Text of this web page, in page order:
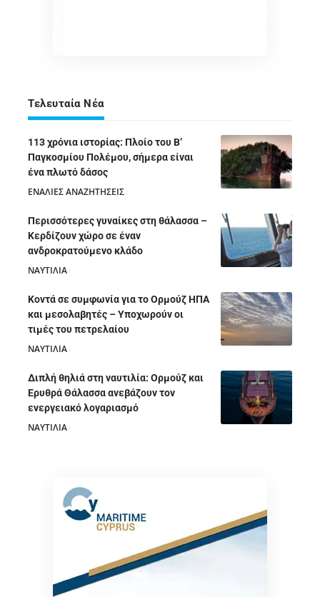
Τελευταία Νέα
113 χρόνια ιστορίας: Πλοίο του Β’
Παγκοσμίου Πολέμου, σήμερα είναι
ένα πλωτό δάσος
ΕΝΑΛΙΕΣ ΑΝΑΖΗΤΗΣΕΙΣ
Περισσότερες γυναίκες στη θάλασσα –
Κερδίζουν χώρο σε έναν
ανδροκρατούμενο κλάδο
ΝΑΥΤΙΛΙΑ
Κοντά σε συμφωνία για το Ορμούζ ΗΠΑ
και μεσολαβητές – Υποχωρούν οι
τιμές του πετρελαίου
ΝΑΥΤΙΛΙΑ
Διπλή θηλιά στη ναυτιλία: Ορμούζ και
Ερυθρά Θάλασσα ανεβάζουν τον
ενεργειακό λογαριασμό
ΝΑΥΤΙΛΙΑ